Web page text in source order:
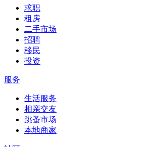
求职
租房
二手市场
招聘
移民
投资
服务
生活服务
相亲交友
跳蚤市场
本地商家